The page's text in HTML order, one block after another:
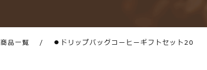
商品一覧 / ●ドリップバッグコーヒーギフトセット20